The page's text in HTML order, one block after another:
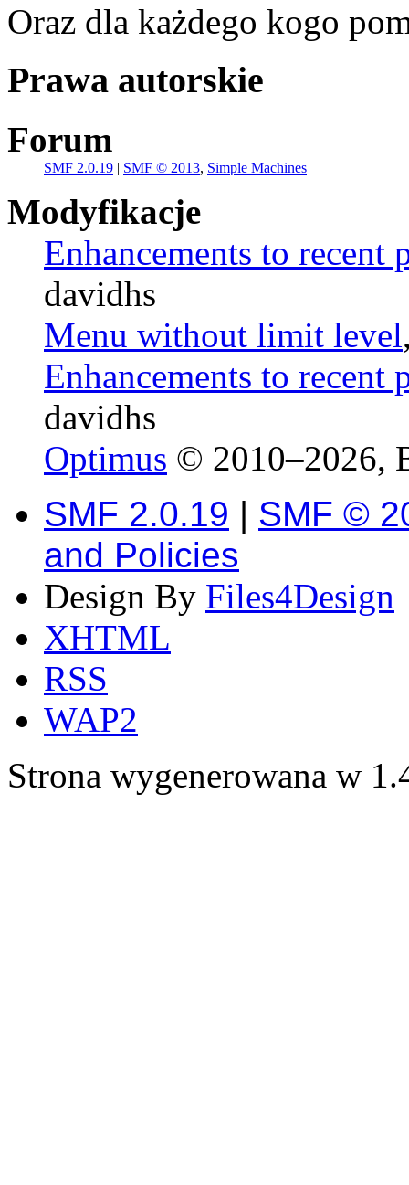
Oraz dla każdego kogo
Prawa autorskie
Forum
SMF 2.0.19 | SMF © 2013, Simple Machines
Modyfikacje
Enhancements to recent
davidhs
Menu without limit level
Enhancements to recent
davidhs
Optimus © 2010–2026,
SMF 2.0.19 | SMF ©
and Policies
Design By Files4Design
XHTML
RSS
WAP2
Strona wygenerowana w